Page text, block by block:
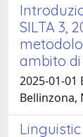
SILTA 3,
ambito di
2025-01-01
Bellinzona,